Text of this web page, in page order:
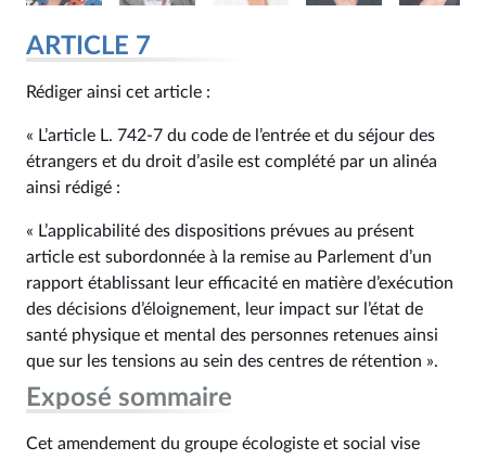
ARTICLE 7
Rédiger ainsi cet article :
« L’article L. 742‑7 du code de l’entrée et du séjour des
étrangers et du droit d’asile est complété par un alinéa
ainsi rédigé :
« L’applicabilité des dispositions prévues au présent
article est subordonnée à la remise au Parlement d’un
rapport établissant leur efficacité en matière d’exécution
des décisions d’éloignement, leur impact sur l’état de
santé physique et mental des personnes retenues ainsi
que sur les tensions au sein des centres de rétention ».
Exposé sommaire
Cet amendement du groupe écologiste et social vise